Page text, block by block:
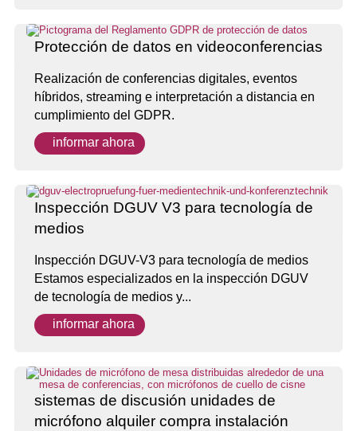
Protección de datos en videoconferencias
Realización de conferencias digitales, eventos
híbridos, streaming e interpretación a distancia en
cumplimiento del GDPR.
informar ahora
Inspección DGUV V3 para tecnología de
medios
Inspección DGUV-V3 para tecnología de medios
Estamos especializados en la inspección DGUV
de tecnología de medios y...
informar ahora
sistemas de discusión unidades de
micrófono alquiler compra instalación